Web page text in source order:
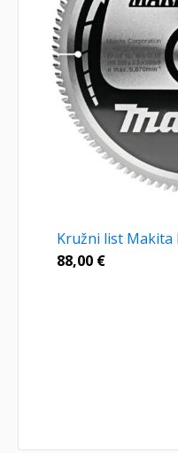
Kružni list Makita
88,00 €